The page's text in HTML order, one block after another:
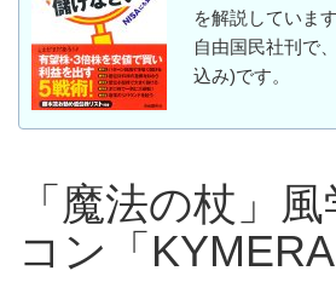
を解説しています
自由国民社刊で
込み)です。
「魔法の杖」
コン「KYMERA